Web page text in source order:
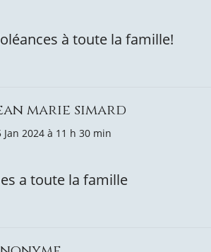
à toute la famille!
marie simard
Jan 2024 à 11 h 30 min
a toute la famille